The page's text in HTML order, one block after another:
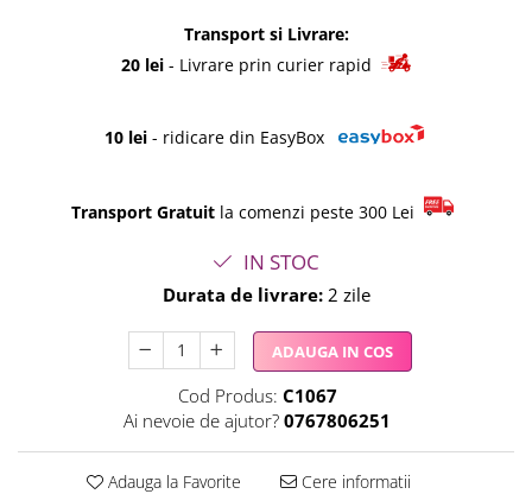
Transport si Livrare:
20 lei - Livrare prin curier rapid
10 lei- ridicare din EasyBox
Transport Gratuit la comenzi peste 300 Lei
IN STOC
Durata de livrare:2 zile
ADAUGA IN COS
Cod Produs: C1067
Ai nevoie de ajutor? 0767806251
Adauga la Favorite Cere informatii